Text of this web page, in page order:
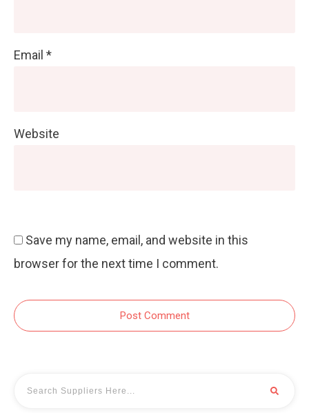
Email *
Website
Save my name, email, and website in this
browser for the next time I comment.
Post Comment